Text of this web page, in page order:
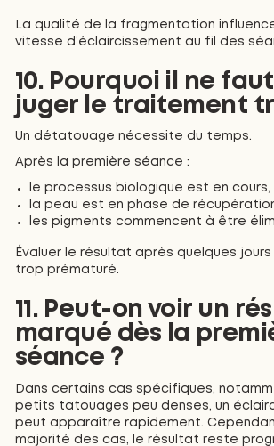
La qualité de la fragmentation
vitesse d’éclaircissement au fil des
10. Pourquoi il ne
juger le traitement
Un détatouage nécessite du temps.
Après la première séance :
le processus biologique est en cours,
la peau est en phase de
les pigments commencent à être
Évaluer le résultat après quelques
trop prématuré.
11. Peut-on voir un
marqué dès la
séance ?
Dans certains cas spécifiques,
petits tatouages peu denses, un
peut apparaître rapidement.
majorité des cas, le résultat reste